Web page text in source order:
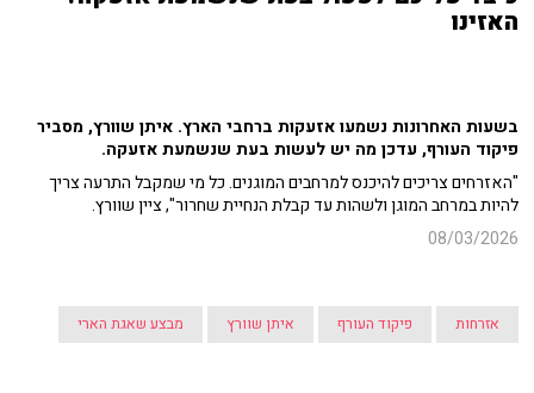
האזינו
בשעות האחרונות נשמעו אזעקות ברחבי הארץ. איתן שוורץ, מסביר
פיקוד העורף, עדכן מה יש לעשות בעת שנשמעת אזעקה.
"האזרחים צריכים להיכנס למרחבים המוגנים. כל מי שמקבל התרעה צריך
להיות במרחב המוגן ולשהות עד קבלת הנחיית שחרור", ציין שוורץ.
08/03/2026
אזרחות פיקוד העורף איתן שוורץ מבצע שאגת הארי